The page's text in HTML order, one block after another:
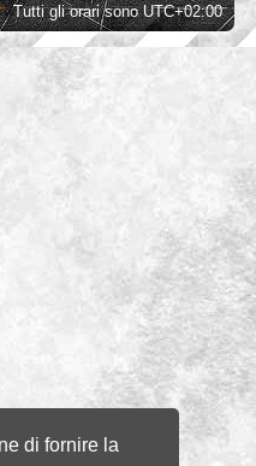
di fornire la
Tutti gli orari sonoUTC+02:00